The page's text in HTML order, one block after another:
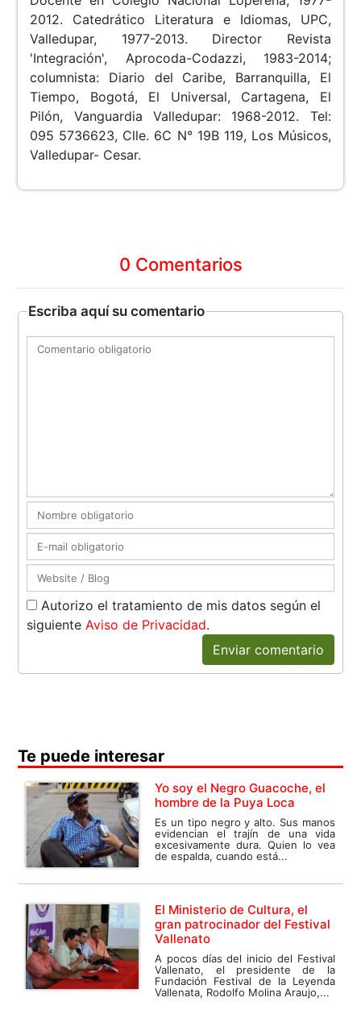
2012. Catedrático Literatura e Idiomas, UPC,
Valledupar, 1977-2013. Director Revista
'Integración', Aprocoda-Codazzi, 1983-2014;
columnista: Diario del Caribe, Barranquilla, El
Tiempo, Bogotá, El Universal, Cartagena, El
Pilón, Vanguardia Valledupar: 1968-2012. Tel:
095 5736623, Clle. 6C N° 19B 119, Los Músicos,
Valledupar- Cesar.
0 Comentarios
Escriba aquí su comentario
Autorizo el tratamiento de mis datos según el
siguiente Aviso de Privacidad.
Enviar comentario
Te puede interesar
Yo soy el Negro Guacoche, el
hombre de la Puya Loca
Es un tipo negro y alto. Sus manos
evidencian el trajín de una vida
excesivamente dura. Quien lo vea
de espalda, cuando está...
El Ministerio de Cultura, el
gran patrocinador del Festival
Vallenato
A pocos días del inicio del Festival
Vallenato, el presidente de la
Fundación Festival de la Leyenda
Vallenata, Rodolfo Molina Araujo,...